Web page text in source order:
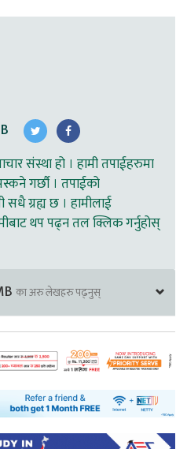
संस्था हो । हामी तपाईहरुमा
गर्छौ । तपाईको
ग्रह्य छ । हामीलाई
थप पढ्न तल क्लिक गर्नुहोस्
का अरु लेखहरु पढ्नुस्